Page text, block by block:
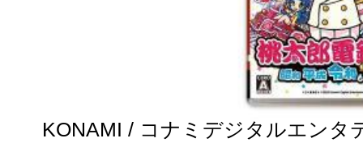
KONAMI / コナミデジタルエンタ